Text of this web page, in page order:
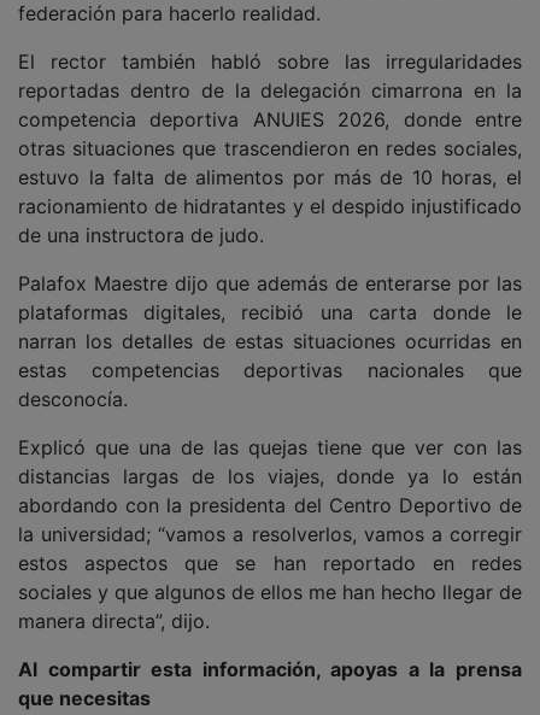
federación para hacerlo realidad.
El rector también habló sobre las irregularidades
reportadas dentro de la delegación cimarrona en la
competencia deportiva ANUIES 2026, donde entre
otras situaciones que trascendieron en redes sociales,
estuvo la falta de alimentos por más de 10 horas, el
racionamiento de hidratantes y el despido injustificado
de una instructora de judo.
Palafox Maestre dijo que además de enterarse por las
plataformas digitales, recibió una carta donde le
narran los detalles de estas situaciones ocurridas en
estas competencias deportivas nacionales que
desconocía.
Explicó que una de las quejas tiene que ver con las
distancias largas de los viajes, donde ya lo están
abordando con la presidenta del Centro Deportivo de
la universidad; “vamos a resolverlos, vamos a corregir
estos aspectos que se han reportado en redes
sociales y que algunos de ellos me han hecho llegar de
manera directa”, dijo.
Al compartir esta información, apoyas a la prensa
que necesitas